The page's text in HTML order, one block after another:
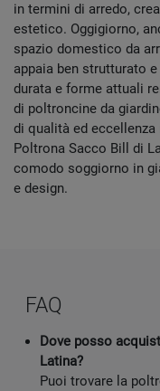
in termini di arredo,
estetico. Oggigiorno,
spazio domestico da
appaia ben strutturato
durata e forme attuali
di poltroncine da
di qualità ed
Poltrona Sacco Bill di
comodo soggiorno in
e design.
FAQ
Dove posso
Latina?
Puoi trovare la